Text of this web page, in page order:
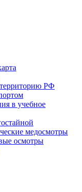
территорию РФ
в учебное
медосмотры
осмотры